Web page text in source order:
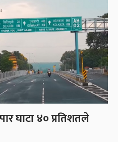
घाटा ४० प्रतिशतले